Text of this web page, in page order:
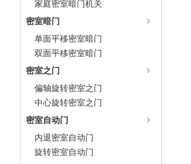
家庭密室暗门机关
密室暗门
单面平移密室暗门
双面平移密室暗门
密室之门
偏轴旋转密室之门
中心旋转密室之门
密室自动门
内退密室自动门
旋转密室自动门